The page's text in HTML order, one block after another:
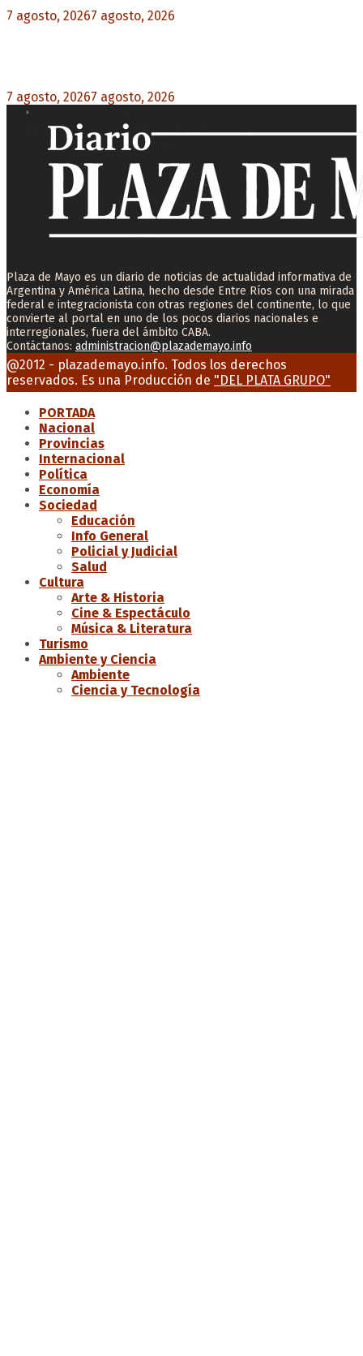
7 agosto, 20267 agosto, 2026
7 agosto, 20267 agosto, 2026
Plaza de Mayo es un diario de noticias de actualidad informativa de
Argentina y América Latina, hecho desde Entre Ríos con una mirada
federal e integracionista con otras regiones del continente, lo que
convierte al portal en uno de los pocos diarios nacionales e
interregionales, fuera del ámbito CABA.
Contáctanos: administracion@plazademayo.info
Facebook
Twitter
Instagram
Youtube
Email
@2012 - plazademayo.info. Todos los derechos
reservados. Es una Producción de "DEL PLATA GRUPO"
PORTADA
Nacional
Provincias
Internacional
Política
Economía
Sociedad
Educación
Info General
Policial y Judicial
Salud
Cultura
Arte & Historia
Cine & Espectáculo
Música & Literatura
Turismo
Ambiente y Ciencia
Ambiente
Ciencia y Tecnología